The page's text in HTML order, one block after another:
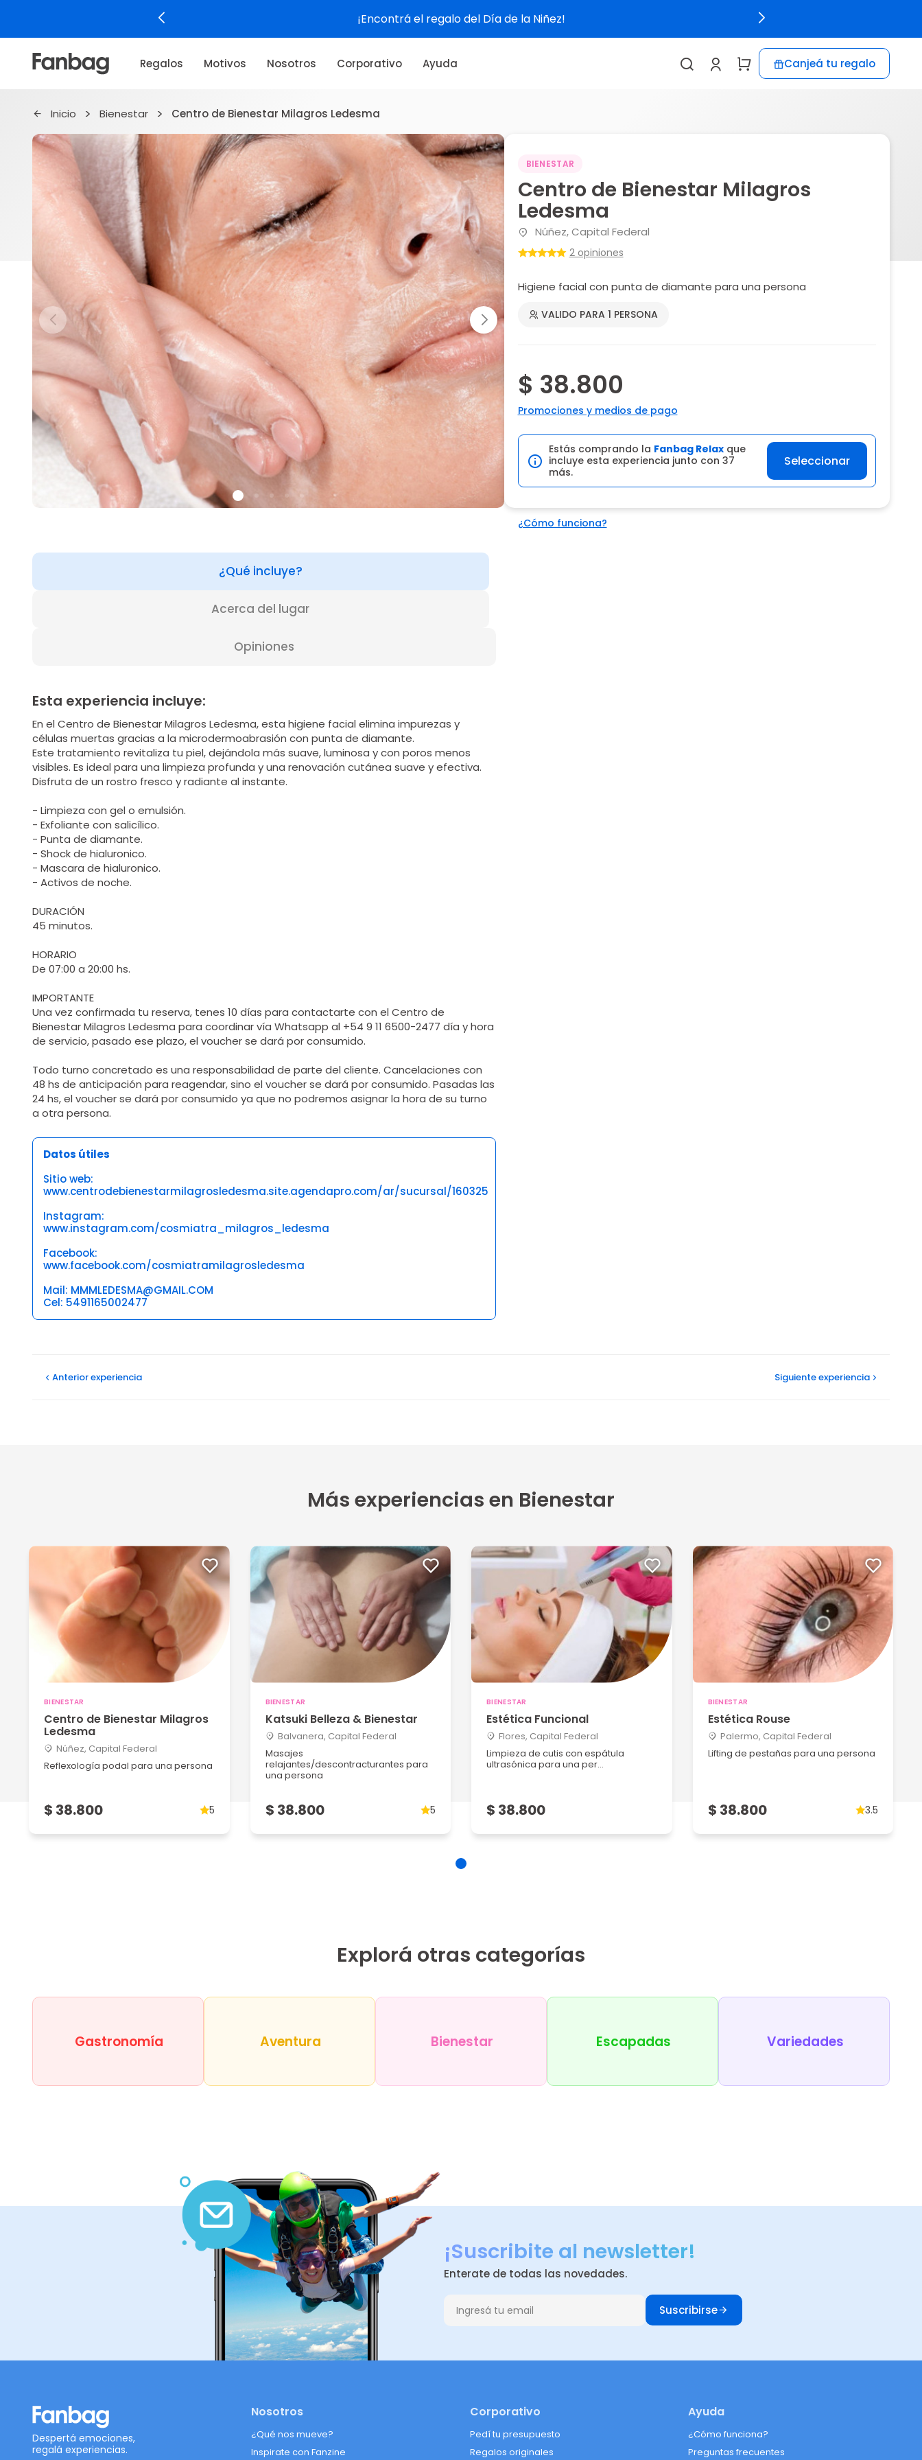
¡Encontrá el regalo del Día de la Niñez!
Regalos Motivos Nosotros Corporativo Ayuda Canjeá tu regalo
Inicio Bienestar Centro de Bienestar Milagros Ledesma
BIENESTAR
Centro de Bienestar Milagros
Ledesma
Núñez, Capital Federal
2 opiniones
Higiene facial con punta de diamante para una persona
VALIDO PARA 1 PERSONA
$ 38.800
Promociones y medios de pago
Estás comprando la Fanbag Relaxque
incluye esta experiencia junto con 37
más.
Seleccionar
¿Cómo funciona?
¿Qué incluye?
Acerca del lugar
Opiniones
Esta experiencia incluye:
En el Centro de Bienestar Milagros Ledesma, esta higiene facial elimina impurezas y
células muertas gracias a la microdermoabrasión con punta de diamante.
Este tratamiento revitaliza tu piel, dejándola más suave, luminosa y con poros menos
visibles. Es ideal para una limpieza profunda y una renovación cutánea suave y efectiva.
Disfruta de un rostro fresco y radiante al instante.
- Limpieza con gel o emulsión.
- Exfoliante con salicílico.
- Punta de diamante.
- Shock de hialuronico.
- Mascara de hialuronico.
- Activos de noche.
DURACIÓN
45 minutos.
HORARIO
De 07:00 a 20:00 hs.
IMPORTANTE
Una vez confirmada tu reserva, tenes 10 días para contactarte con el Centro de
Bienestar Milagros Ledesma para coordinar vía Whatsapp al +54 9 11 6500-2477 día y hora
de servicio, pasado ese plazo, el voucher se dará por consumido.
Todo turno concretado es una responsabilidad de parte del cliente. Cancelaciones con
48 hs de anticipación para reagendar, sino el voucher se dará por consumido. Pasadas las
24 hs, el voucher se dará por consumido ya que no podremos asignar la hora de su turno
a otra persona.
Datos útiles
Sitio web:
www.centrodebienestarmilagrosledesma.site.agendapro.com/ar/sucursal/160325
Instagram:
www.instagram.com/cosmiatra_milagros_ledesma
Facebook:
www.facebook.com/cosmiatramilagrosledesma
Mail: MMMLEDESMA@GMAIL.COM
Cel: 5491165002477
Re linda la limpieza de cutis, fue un momento muy relajante...
Anteriorexperiencia Siguienteexperiencia
Más experiencias en Bienestar
BIENESTAR
Centro de Bienestar Milagros
Ledesma
Núñez, Capital Federal
Reflexología podal para una persona
$ 38.800 5
BIENESTAR
Katsuki Belleza & Bienestar
Balvanera, Capital Federal
Masajes
relajantes/descontracturantes para
una persona
$ 38.800 5
BIENESTAR
Estética Funcional
Flores, Capital Federal
Limpieza de cutis con espátula
ultrasónica para una per...
$ 38.800
BIENESTAR
Estética Rouse
Palermo, Capital Federal
Lifting de pestañas para una persona
$ 38.800 3.5
Explorá otras categorías
Gastronomía Aventura Bienestar Escapadas Variedades
¡Suscribite al newsletter!
Enterate de todas las novedades.
Suscribirse
Despertá emociones,
regalá experiencias.
Nosotros
¿Qué nos mueve?
Inspirate con Fanzine
Corporativo
Pedí tu presupuesto
Regalos originales
Ayuda
¿Cómo funciona?
Preguntas frecuentes